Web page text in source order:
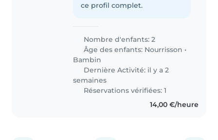
ce profil complet.
Nombre d'enfants: 2
Âge des enfants: Nourrisson •
Bambin
Dernière Activité: il y a 2
semaines
Réservations vérifiées: 1
14,00 €/heure